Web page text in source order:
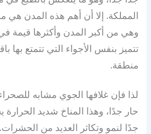
المملكة. إلا أن أهم هذه المدن هي
وهي من أكبر المدن وأكثرها قيمة
تتميز بنفس الأجواء التي تتمتع بها
منطقة.
لذا فإن غلافها الجوي مشابه
حار جدًا، وهذا المناخ شديد الحرارة
جدًا لنمو وتكاثر العديد من